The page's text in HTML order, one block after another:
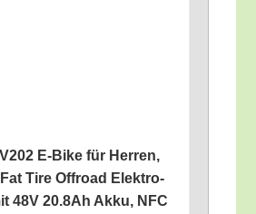
E‑Bike für Her­ren,
Tire Off­road Elek­tro­
48V 20.8Ah Akku, NFC